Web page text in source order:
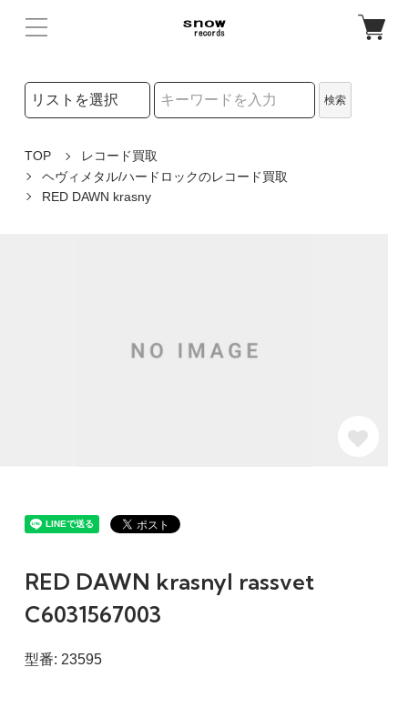
検索リストの選択
検索
TOP
レコード買取
ヘヴィメタル/ハードロックのレコード買取
RED DAWN krasny
RED DAWN krasnyl rassvet
C6031567003
型番: 23595